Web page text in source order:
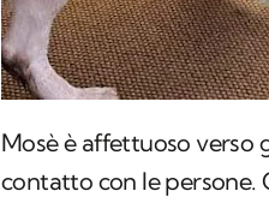
Mosè è affettuoso verso
contatto con le persone.